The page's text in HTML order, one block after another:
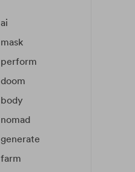
ai
mask
perform
doom
body
nomad
generate
farm